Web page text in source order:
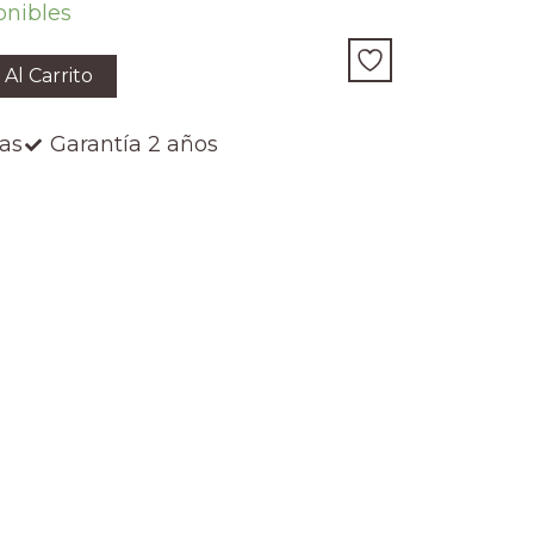
Carrito
Garantía 2 años